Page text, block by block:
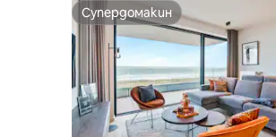
Супердомакин
Супердомакин